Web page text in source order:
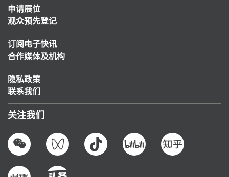
申请展位
观众预先登记
订阅电子快讯
合作媒体及机构
隐私政策
联系我们
关注我们